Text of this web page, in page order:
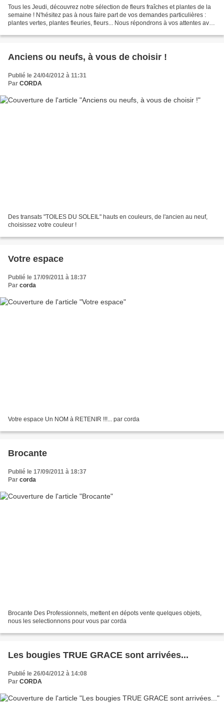
Tous les Jeudi, découvrez notre sélection de fleurs fraîches et plantes de la
semaine ! N'hésitez pas à nous faire part de vos demandes particulières :
plantes vertes, plantes fleuries, fleurs... Nous répondrons à vos attentes avec
Anciens ou neufs, à vous de choisir !
Publié le 24/04/2012 à 11:31
Par CORDA
Des transats "TOILES DU SOLEIL" hauts en couleurs, de l'ancien au neuf,
choisissez votre couleur !
Votre espace
Publié le 17/09/2011 à 18:37
Par corda
Votre espace Un NOM à RETENIR !!!... par corda
Brocante
Publié le 17/09/2011 à 18:37
Par corda
Brocante Des Professionnels, mettent en dépots vente quelques objets,
nous les selectionnons pour vous par corda
Les bougies TRUE GRACE sont arrivées...
Publié le 26/04/2012 à 14:08
Par CORDA